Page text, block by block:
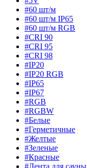
#60 шт/м
#60 шт/м IP65
#60 шт/м RGB
#CRI 90
#CRI 95
#CRI 98
#IP20
#IP20 RGB
#IP65
#IP67
#RGB
#RGBW
#Белые
#Герметичные
#Желтые
#Зеленые
#Красные
#Лента для сауны